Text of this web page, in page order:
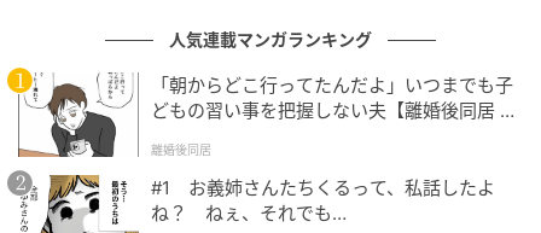
人気連載マンガランキング
「朝からどこ行ってたんだよ」いつまでも子
どもの習い事を把握しない夫【離婚後同居 Vo
離婚後同居
#1 お義姉さんたちくるって、私話したよ
ね？ ねぇ、それでも…